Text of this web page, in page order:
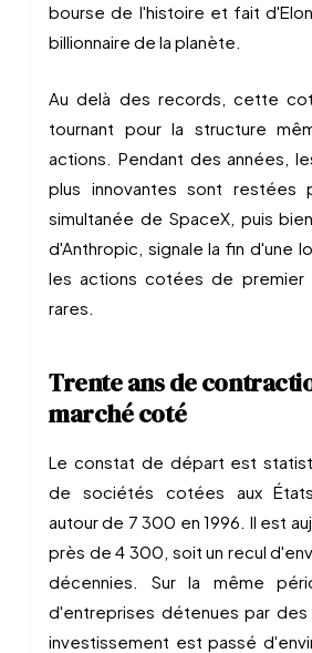
bourse de l'histoire et fait
billionnaire de la planète.
Au delà des records, cette
tournant pour la structure
actions. Pendant des années,
plus innovantes sont restées
simultanée de SpaceX, puis
d'Anthropic, signale la fin d'une
les actions cotées de premier
rares.
Trente ans de
marché coté
Le constat de départ est
de sociétés cotées aux
autour de 7 300 en 1996. Il est
près de 4 300, soit un recul
décennies. Sur la même
d'entreprises détenues par
investissement est passé